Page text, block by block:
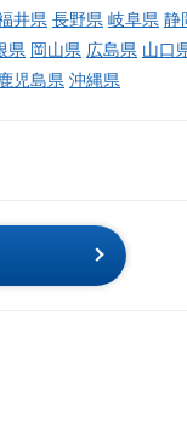
井県 長野県 岐阜県 静
県 岡山県 広島県 山口
鹿児島県 沖縄県